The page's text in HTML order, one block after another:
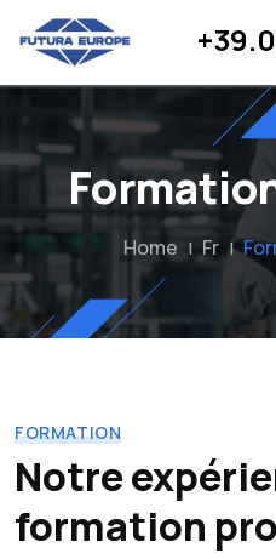
Home | Fr |
FORMATION
Notre
formation